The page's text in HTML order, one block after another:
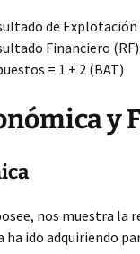
de Explotación
Financiero
= 1 + 2 (BAT)
y
nos muestra la
ido adquiriendo